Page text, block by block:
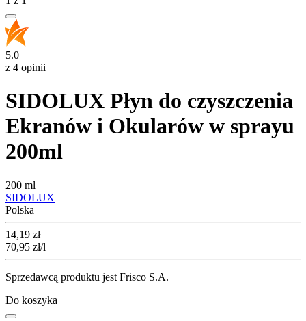
5.0
z 4 opinii
SIDOLUX Płyn do czyszczenia
Ekranów i Okularów w sprayu
200ml
200 ml
SIDOLUX
Polska
Cena
14,19 zł
70,95 zł/l
Sprzedawcą produktu jest Frisco S.A.
Do koszyka